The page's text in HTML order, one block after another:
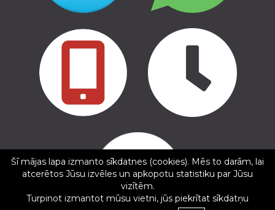
Copyright © 2016 - 2026, SIA Corelem Group
Mājas lapas izstrāde WEBstyle.lv
sintija birule
5/5
20.12.2024
✕
Šī mājas lapa izmanto sīkdatnes (cookies). Mēs to darām, lai
atcerētos Jūsu izvēles un apkopotu statistiku par Jūsu
vizītēm.
Turpinot izmantot mūsu vietni, jūs piekrītat sīkdatņu